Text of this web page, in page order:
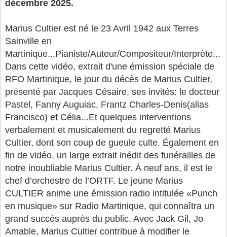
décembre 2025.
Marius Cultier est né le 23 Avril 1942 aux Terres
Sainville en
Martinique...Pianiste/Auteur/Compositeur/Interprète...
Dans cette vidéo, extrait d'une émission spéciale de
RFO Martinique, le jour du décès de Marius Cultier,
présenté par Jacques Césaire, ses invités: le docteur
Pastel, Fanny Auguiac, Frantz Charles-Denis(alias
Francisco) et Célia...Et quelques interventions
verbalement et musicalement du regretté Marius
Cultier, dont son coup de gueule culte. Également en
fin de vidéo, un large extrait inédit des funérailles de
notre inoubliable Marius Cultier. À neuf ans, il est le
chef d’orchestre de l’ORTF. Le jeune Marius
CULTIER anime une émission radio intitulée «Punch
en musique» sur Radio Martinique, qui connaîtra un
grand succès auprès du public. Avec Jack Gil, Jo
Amable, Marius Cultier contribue à modifier le